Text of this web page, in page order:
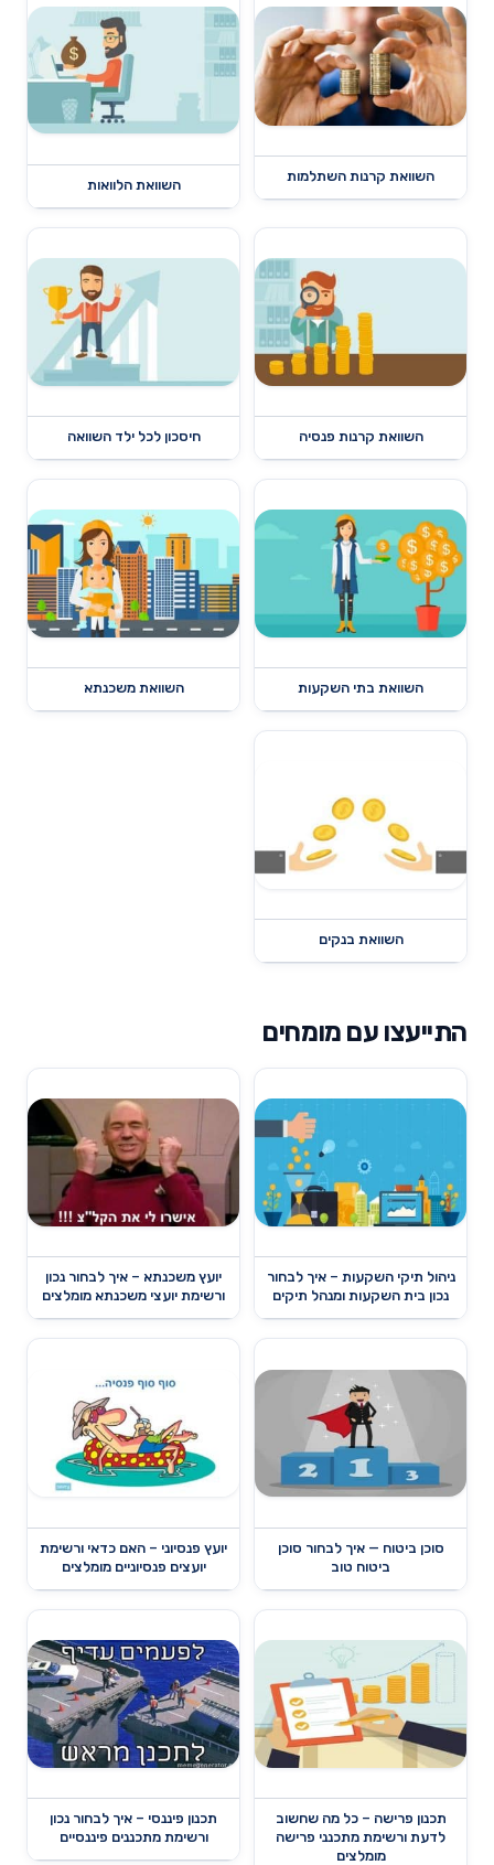
השוואת קרנות השתלמות
השוואת הלוואות
השוואת קרנות פנסיה חיסכון לכל ילד השוואה
השוואת בתי השקעות השוואת משכנתא
השוואת בנקים
התייעצו עם מומחים
ניהול תיקי השקעות – איך לבחור
נכון בית השקעות ומנהל תיקים
יועץ משכנתא – איך לבחור נכון
ורשימת יועצי משכנתא מומלצים
סוכן ביטוח — איך לבחור סוכן
ביטוח טוב
יועץ פנסיוני – האם כדאי ורשימת
יועצים פנסיוניים מומלצים
תכנון פרישה – כל מה שחשוב
לדעת ורשימת מתכנני פרישה
מומלצים
תכנון פיננסי – איך לבחור נכון
ורשימת מתכננים פיננסיים